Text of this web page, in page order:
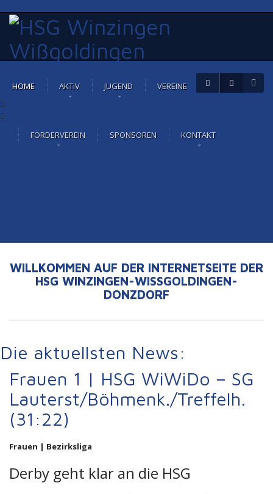
HOME AKTIV JUGEND VEREINE
FÖRDERVEREIN SPONSOREN KONTAKT
WILLKOMMEN AUF DER INTERNETSEITE DER
HSG WINZINGEN-WISSGOLDINGEN-D
ONZDORF
Die aktuellsten News:
Frauen 1 | HSG WiWiDo – SG
Lauterst/Böhmenk./Treffelh.
(31:22)
Frauen | Bezirksliga
Derby geht klar an die HSG